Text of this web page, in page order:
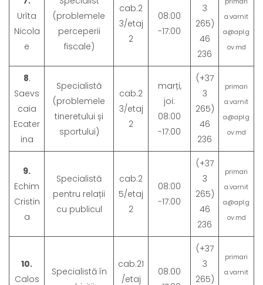
Urîta
Nicola
e
(problemele
perceperii
fiscale)
cab.2
3/etaj
2
08:00
-17:00
3
265)
46
236
a.varnit
a@apl.g
ov.md
8.
Saevs
caia
Ecater
ina
Specialistă
(problemele
tineretului și
sportului)
cab.2
3/etaj
2
marți,
joi:
08:00
-17:00
(+37
3
265)
46
236
primari
a.varnit
a@apl.g
ov.md
9.
Echim
Cristin
a
Specialistă
pentru relații
cu publicul
cab.2
5/etaj
2
08:00
-17:00
(+37
3
265)
46
236
primari
a.varnit
a@apl.g
ov.md
10.
Calos
Specialistă în
cab.21
/etaj
08:00
(+37
3
265)
primari
a.varnit